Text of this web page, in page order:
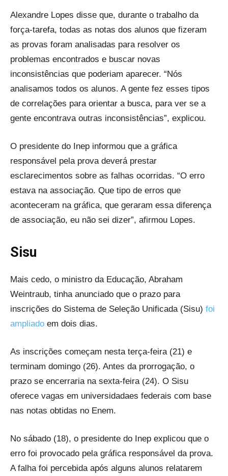
Alexandre Lopes disse que, durante o trabalho da
força-tarefa, todas as notas dos alunos que fizeram
as provas foram analisadas para resolver os
problemas encontrados e buscar novas
inconsistências que poderiam aparecer. “Nós
analisamos todos os alunos. A gente fez esses tipos
de correlações para orientar a busca, para ver se a
gente encontrava outras inconsistências”, explicou.
O presidente do Inep informou que a gráfica
responsável pela prova deverá prestar
esclarecimentos sobre as falhas ocorridas. “O erro
estava na associação. Que tipo de erros que
aconteceram na gráfica, que geraram essa diferença
de associação, eu não sei dizer”, afirmou Lopes.
Sisu
Mais cedo, o ministro da Educação, Abraham
Weintraub, tinha anunciado que o prazo para
inscrições do Sistema de Seleção Unificada (Sisu) foi
ampliado em dois dias.
As inscrições começam nesta terça-feira (21) e
terminam domingo (26). Antes da prorrogação, o
prazo se encerraria na sexta-feira (24). O Sisu
oferece vagas em universidadaes federais com base
nas notas obtidas no Enem.
No sábado (18), o presidente do Inep explicou que o
erro foi provocado pela gráfica responsável da prova.
A falha foi percebida após alguns alunos relatarem